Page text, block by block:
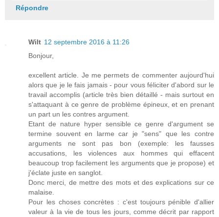
Répondre
Wilt 12 septembre 2016 à 11:26
Bonjour,
excellent article. Je me permets de commenter aujourd'hui
alors que je le fais jamais - pour vous féliciter d'abord sur le
travail accomplis (article très bien détaillé - mais surtout en
s'attaquant à ce genre de problème épineux, et en prenant
un part un les contres argument.
Etant de nature hyper sensible ce genre d'argument se
termine souvent en larme car je "sens" que les contre
arguments ne sont pas bon (exemple: les fausses
accusations, les violences aux hommes qui effacent
beaucoup trop facilement les arguments que je propose) et
j'éclate juste en sanglot.
Donc merci, de mettre des mots et des explications sur ce
malaise.
Pour les choses concrètes : c'est toujours pénible d'allier
valeur à la vie de tous les jours, comme décrit par rapport